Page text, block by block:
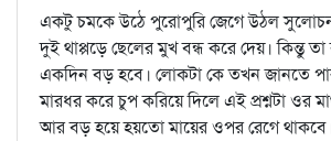
একটু চমকে উঠে পুরোপুরি জেগে উঠল
দুই থাপ্পড়ে ছেলের মুখ বন্ধ করে দেয়। কিন্তু
একদিন বড় হবে। লোকটা কে তখন জানতে
মারধর করে চুপ করিয়ে দিলে এই প্রশ্নটা ওর
আর বড় হয়ে হয়তো মায়ের ওপর রেগে